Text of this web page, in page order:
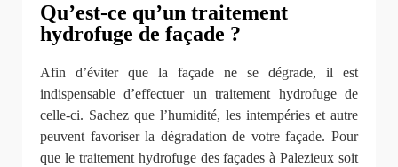
Qu’est-ce qu’un traitement
hydrofuge de façade ?
Afin d’éviter que la façade ne se dégrade, il est
indispensable d’effectuer un traitement hydrofuge de
celle-ci. Sachez que l’humidité, les intempéries et autre
peuvent favoriser la dégradation de votre façade. Pour
que le traitement hydrofuge des façades à Palezieux soit